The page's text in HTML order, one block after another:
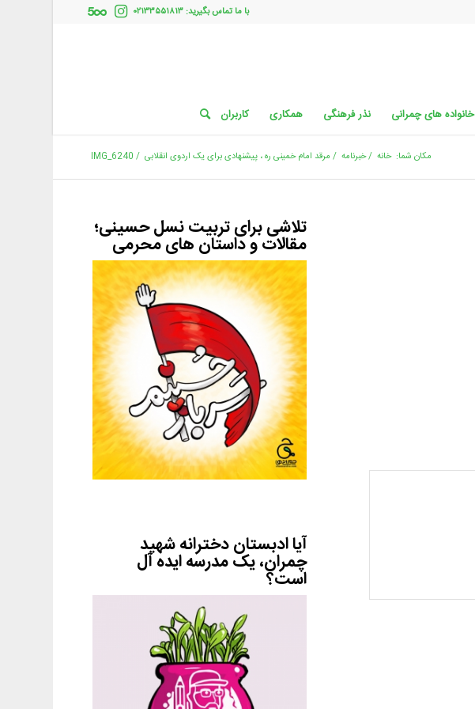
با ما تماس بگیرید: ۰۲۱۳۳۵۵۱۸۱۳
خانواده های چمرانی نذر فرهنگی همکاری کاربران
مکان شما: خانه /خبرنامه / مرقد امام خمینی ره ، پیشنهادی برای یک اردوی انقلابی /
IMG_6240
تلاشی برای تربیت نسل حسینی؛
مقالات و داستان های محرمی
آیا ادبستان دخترانه شهید
چمران، یک مدرسه ایده آل
است؟